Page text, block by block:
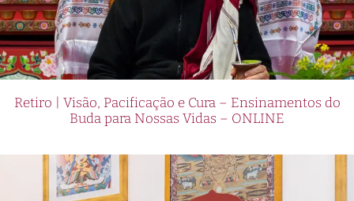
Retiro | Visão, Pacificação e Cura – Ensinamentos do
Buda para Nossas Vidas – ONLINE